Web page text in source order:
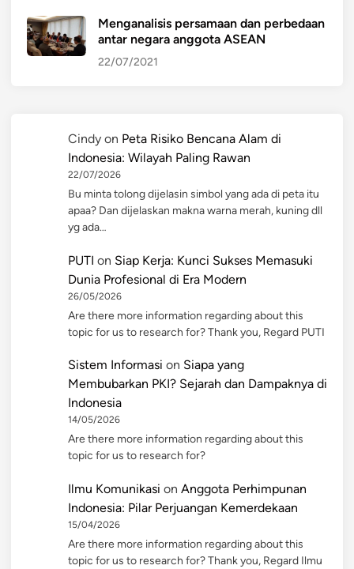
Menganalisis persamaan dan perbedaan
antar negara anggota ASEAN
22/07/2021
Cindy on Peta Risiko Bencana Alam di
Indonesia: Wilayah Paling Rawan
22/07/2026
Bu minta tolong dijelasin simbol yang ada di peta itu
apaa? Dan dijelaskan makna warna merah, kuning dll
yg ada…
PUTI on Siap Kerja: Kunci Sukses Memasuki
Dunia Profesional di Era Modern
26/05/2026
Are there more information regarding about this
topic for us to research for? Thank you, Regard PUTI
Sistem Informasi on Siapa yang
Membubarkan PKI? Sejarah dan Dampaknya di
Indonesia
14/05/2026
Are there more information regarding about this
topic for us to research for?
Ilmu Komunikasi on Anggota Perhimpunan
Indonesia: Pilar Perjuangan Kemerdekaan
15/04/2026
Are there more information regarding about this
topic for us to research for? Thank you, Regard Ilmu